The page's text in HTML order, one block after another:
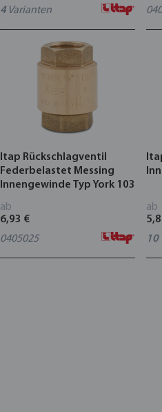
4 Varianten
Itap Rückschlagventil
Federbelastet Messing
Innengewinde Typ York 103
ab
6,93 €
0405025
ab
10